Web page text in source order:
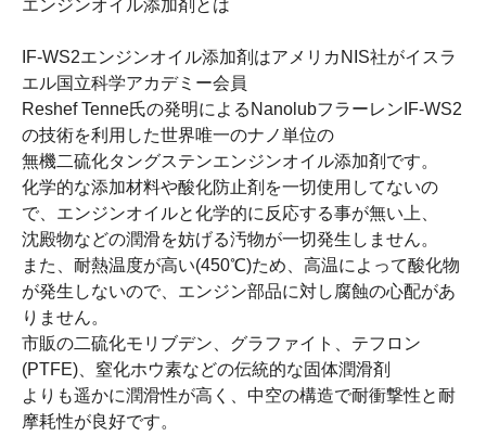
エンジンオイル添加剤とは
IF-WS2エンジンオイル添加剤はアメリカNIS社がイスラ
エル国立科学アカデミー会員
Reshef Tenne氏の発明によるNanolubフラーレンIF-WS2
の技術を利用した世界唯一のナノ単位の
無機二硫化タングステンエンジンオイル添加剤です。
化学的な添加材料や酸化防止剤を一切使用してないの
で、エンジンオイルと化学的に反応する事が無い上、
沈殿物などの潤滑を妨げる汚物が一切発生しません。
また、耐熱温度が高い(450℃)ため、高温によって酸化物
が発生しないので、エンジン部品に対し腐蝕の心配があ
りません。
市販の二硫化モリブデン、グラファイト、テフロン
(PTFE)、窒化ホウ素などの伝統的な固体潤滑剤
よりも遥かに潤滑性が高く、中空の構造で耐衝撃性と耐
摩耗性が良好です。